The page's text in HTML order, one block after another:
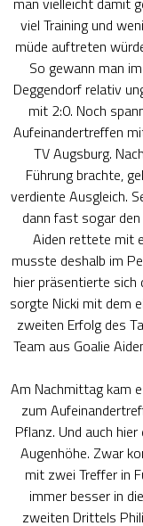
viel Training und
müde auftreten
So gewann man
Deggendorf relativ
mit 2:0. Noch
Aufeinandertreffen
TV Augsburg.
Führung brachte,
verdiente Ausgleich.
dann fast sogar
Aiden rettete mit
musste deshalb im
hier präsentierte sich
sorgte Nicki mit dem
zweiten Erfolg des
Team aus Goalie
Am Nachmittag kam
zum
Pflanz. Und auch
Augenhöhe. Zwar
mit zwei Treffer in
immer besser in
zweiten Drittels